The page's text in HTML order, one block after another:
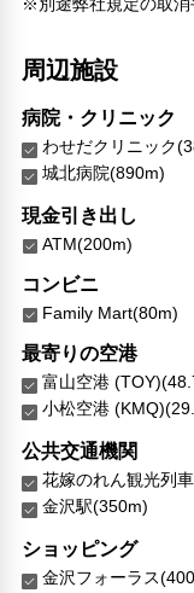
※別途弊社規定の取消
周辺施設
病院・クリニック
わせだクリニック
城北病院(890m)
現金引き出し
ATM(200m)
コンビニ
Family Mart(80m)
最寄りの空港
富山空港
小松空港
公共交通機関
花嫁のれん観光列
金沢駅(350m)
ショッピング
金沢フォーラス